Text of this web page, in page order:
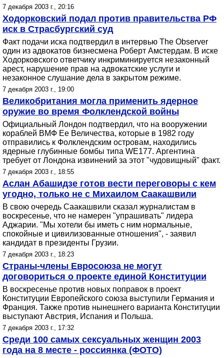
7 декабря 2003 г., 20:16
Ходорковский подал против правительства РФ
иск в Страсбургский суд
Факт подачи иска подтвердил в интервью The Observer
один из адвокатов бизнесмена Роберт Амстердам. В иске
Ходорковского ответчику инкриминируется незаконный
арест, нарушение прав на адвокатские услуги и
незаконное слушание дела в закрытом режиме.
7 декабря 2003 г., 19:00
Великобритания могла применить ядерное
оружие во время Фолклендской войны
Официальный Лондон подтвердил, что на вооружении
кораблей ВМФ Ее Величества, которые в 1982 году
отправились к Фолклендским островам, находились
ядерные глубинные бомбы типа WE177. Аргентина
требует от Лондона извинений за этот "чудовищный" факт.
7 декабря 2003 г., 18:55
Аслан Абашидзе готов вести переговоры с кем
угодно, только не с Михаилом Саакашвили
В свою очередь Саакашвили сказал журналистам в
воскресенье, что не намерен "упрашивать" лидера
Аджарии. "Мы хотели бы иметь с ним нормальные,
спокойные и цивилизованные отношения", - заявил
кандидат в президенты Грузии.
7 декабря 2003 г., 18:23
Страны-члены Евросоюза не могут
договориться о проекте единой Конституции
В воскресенье против новых поправок в проект
Конституции Европейского союза выступили Германия и
Франция. Также против нынешнего варианта Конституции
выступают Австрия, Испания и Польша.
7 декабря 2003 г., 17:32
Среди 100 самых сексуальных женщин 2003
года на 8 месте - россиянка (ФОТО)